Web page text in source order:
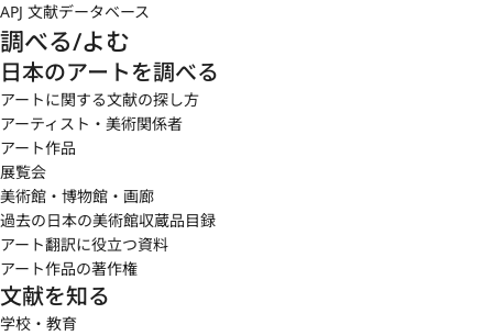
APJ 文献データベース
調べる/よむ
日本のアートを調べる
アートに関する文献の探し方
アーティスト・美術関係者
アート作品
展覧会
美術館・博物館・画廊
過去の日本の美術館収蔵品目録
アート翻訳に役立つ資料
アート作品の著作権
文献を知る
学校・教育